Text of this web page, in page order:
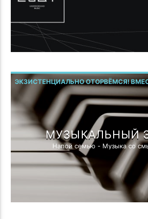
ЭКЗИСТЕНЦИАЛЬНО ОТОРВЁМСЯ!
МУЗЫКАЛЬНЫЙ
Напой семью -